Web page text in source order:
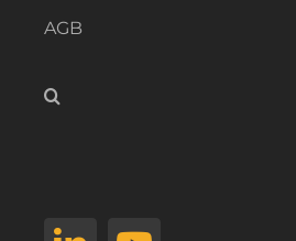
AGB